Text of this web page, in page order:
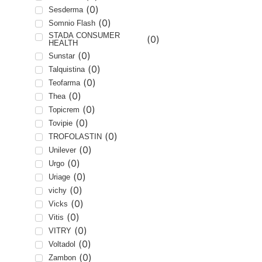
Sesderma (0)
Somnio Flash (0)
STADA CONSUMER
HEALTH
(0)
Sunstar (0)
Talquistina (0)
Teofarma (0)
Thea (0)
Topicrem (0)
Tovipie (0)
TROFOLASTIN (0)
Unilever (0)
Urgo (0)
Uriage (0)
vichy (0)
Vicks (0)
Vitis (0)
VITRY (0)
Voltadol (0)
Zambon (0)